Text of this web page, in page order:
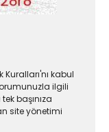
kabul
ilgili
başınıza
site yönetimi